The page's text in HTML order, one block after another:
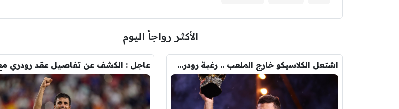
الأكثر رواجاً اليوم
اشتعل الكلاسيكو خارج الملعب .. رغبة رودري تصدم ريال مدريد